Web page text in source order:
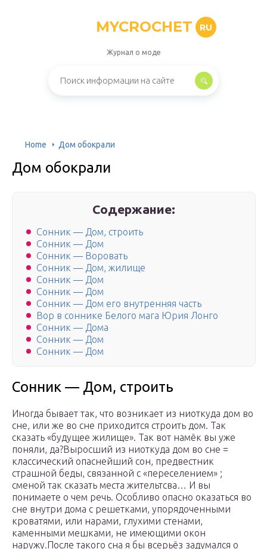
MYCROCHET RU
Журнал о моде
Home Дом обокрали
Дом обокрали
Содержание:
Сонник — Дом, строить
Сонник — Дом
Сонник — Воровать
Сонник — Дом, жилище
Сонник — Дом
Сонник — Дом
Сонник — Дом его внутренняя часть
Вор в соннике Белого мага Юрия Лонго
Сонник — Дома
Сонник — Дом
Сонник — Дом
Сонник — Дом, строить
Иногда бывает так, что возникает из ниоткуда дом во
сне, или же во сне приходится строить дом. Так
сказать «будущее жилище». Так вот намёк вы уже
поняли, да?Выросший из ниоткуда дом во сне =
классический опаснейший сон, предвестник
страшной беды, связанной с «переселением» ;
сменой так сказать места жительтсва… И вы
понимаете о чем речь. Особливо опасно оказаться во
сне внутри дома с решетками, упорядоченными
кроватями, или нарами, глухими стенами,
каменными мешками, не имеющими окон
наружу.После такого сна я бы всерьёз задумался о